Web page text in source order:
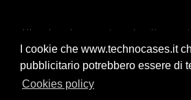
I cookie che www.technocases.it
pubblicitario potrebbero essere di
Cookies policy
All trademarks are registered and/or
Products, S.L.U